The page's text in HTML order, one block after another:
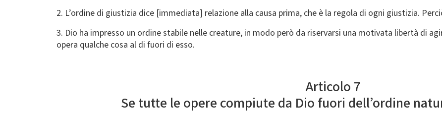
2. L’ordine di giustizia dice [immediata] relazione alla causa prima, che è la regola di ogni giustizia.
3. Dio ha impresso un ordine stabile nelle creature, in modo però da riservarsi una motivata libertà di
opera qualche cosa al di fuori di esso.
Articolo 7
Se tutte le opere compiute da Dio fuori dell’ordine